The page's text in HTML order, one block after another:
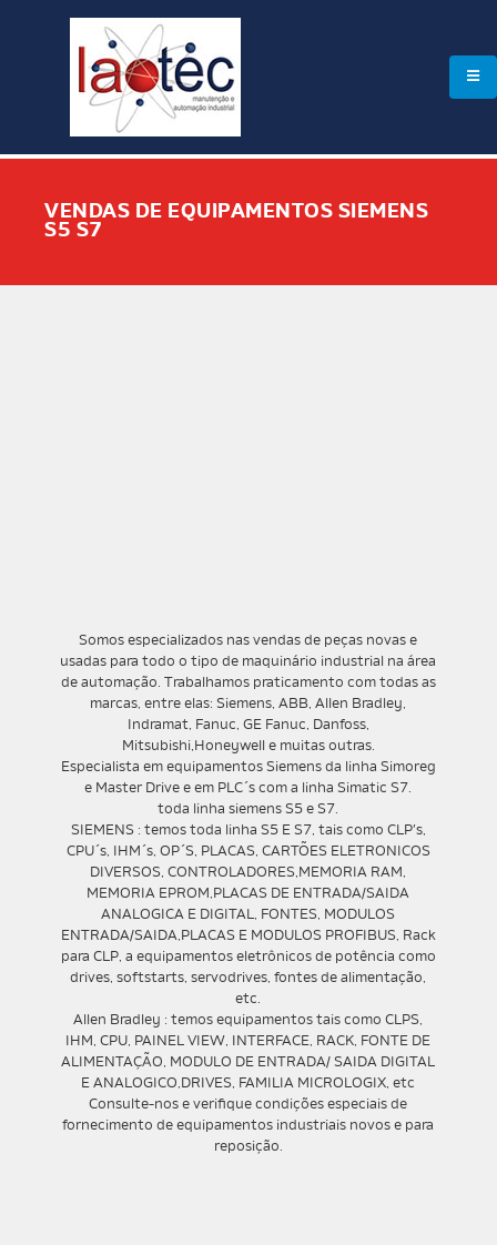
VENDAS DE EQUIPAMENTOS SIEMENS
S5 S7
Somos especializados nas vendas de peças novas e
usadas para todo o tipo de maquinário industrial na área
de automação. Trabalhamos praticamento com todas as
marcas, entre elas: Siemens, ABB, Allen Bradley,
Indramat, Fanuc, GE Fanuc, Danfoss,
Mitsubishi,Honeywell e muitas outras.
Especialista em equipamentos Siemens da linha Simoreg
e Master Drive e em PLC´s com a linha Simatic S7.
toda linha siemens S5 e S7.
SIEMENS : temos toda linha S5 E S7, tais como CLP’s,
CPU´s, IHM´s, OP´S, PLACAS, CARTÕES ELETRONICOS
DIVERSOS, CONTROLADORES,MEMORIA RAM,
MEMORIA EPROM,PLACAS DE ENTRADA/SAIDA
ANALOGICA E DIGITAL, FONTES, MODULOS
ENTRADA/SAIDA,PLACAS E MODULOS PROFIBUS, Rack
para CLP, a equipamentos eletrônicos de potência como
drives, softstarts, servodrives, fontes de alimentação,
etc.
Allen Bradley : temos equipamentos tais como CLPS,
IHM, CPU, PAINEL VIEW, INTERFACE, RACK, FONTE DE
ALIMENTAÇÃO, MODULO DE ENTRADA/ SAIDA DIGITAL
E ANALOGICO,DRIVES, FAMILIA MICROLOGIX, etc
Consulte-nos e verifique condições especiais de
fornecimento de equipamentos industriais novos e para
reposição.